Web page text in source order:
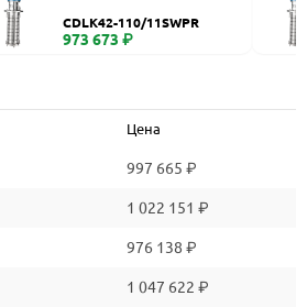
CDLK42-110/11SWPR
973 673 ₽
Цена
997 665 ₽
1 022 151 ₽
976 138 ₽
1 047 622 ₽